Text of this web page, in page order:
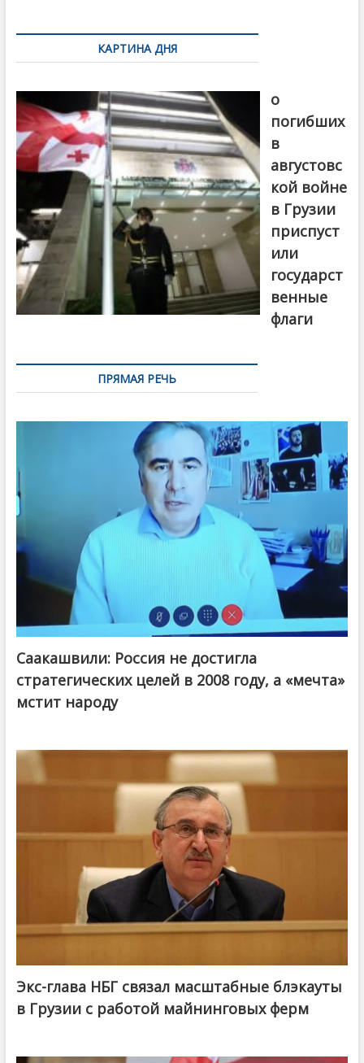
по
записямКАРТИНА ДНЯ
о
погибших
в
августовс
кой войне
в Грузии
приспуст
или
государст
венные
флаги
ПРЯМАЯ РЕЧЬ
Саакашвили: Россия не достигла
стратегических целей в 2008 году, а «мечта»
мстит народу
Экс-глава НБГ связал масштабные блэкауты
в Грузии с работой майнинговых ферм